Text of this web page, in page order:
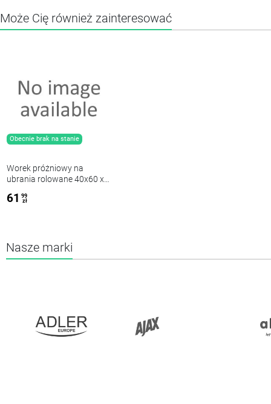
Może Cię również zainteresować
Obecnie brak na stanie
Worek próżniowy na
ubrania rolowane 40x60 x2,
x3, 80x120 x3
61 99
zł
Nasze marki